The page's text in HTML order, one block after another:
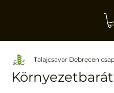
Talajcsavar Debrecen